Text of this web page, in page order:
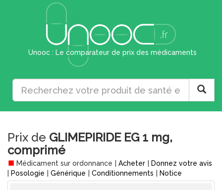
Unooc : Le comparateur de prix des médicaments
Prix de GLIMEPIRIDE EG 1 mg,
comprimé
Médicament sur ordonnance Acheter
Donnez votre avis
Posologie Générique Conditionnements Notice